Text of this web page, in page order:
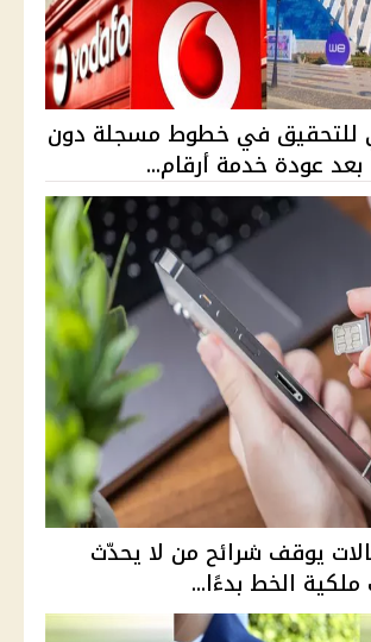
للتحقيق في خطوط مسجلة دون
عودة خدمة أرقام...
يوقف شرائح من لا يحدّث
ملكية الخط بدءًا...